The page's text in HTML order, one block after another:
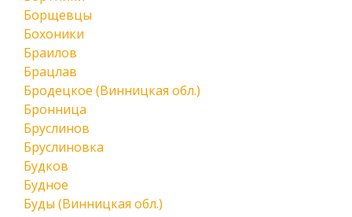
Борщевцы
Бохоники
Браилов
Брацлав
Бродецкое (Винницкая обл.)
Бронница
Бруслинов
Бруслиновка
Будков
Будное
Буды (Винницкая обл.)